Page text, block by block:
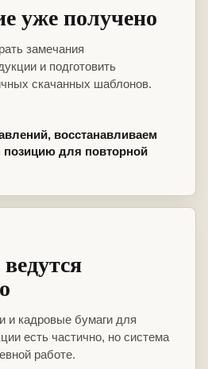
уже получено
замечания
и подготовить
скачанных шаблонов.
восстанавливаем
позицию для повторной
и кадровые бумаги для
есть частично, но система
работе.